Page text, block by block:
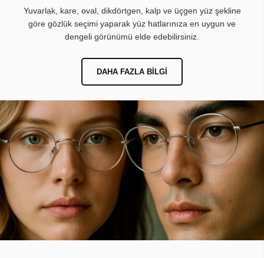
Yuvarlak, kare, oval, dikdörtgen, kalp ve üçgen yüz şekline
göre gözlük seçimi yaparak yüz hatlarınıza en uygun ve
dengeli görünümü elde edebilirsiniz.
DAHA FAZLA BILGI